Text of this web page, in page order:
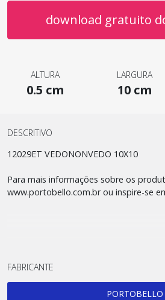
download gratuito
ALTURA
0.5 cm
LARGURA
10 cm
DESCRITIVO
12029ET VEDONONVEDO 10X10
Para mais informações sobre os
www.portobello.com.br ou inspire-se
FABRICANTE
PORTOBELLO